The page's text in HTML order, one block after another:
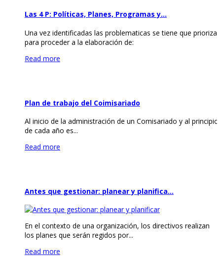
Las 4 P: Políticas, Planes, Programas y…
Una vez identificadas las problematicas se tiene que priorizar
para proceder a la elaboración de:
Read more
Plan de trabajo del Coimisariado
Al inicio de la administración de un Comisariado y al principio
de cada año es...
Read more
Antes que gestionar: planear y planifica…
En el contexto de una organización, los directivos realizan
los planes que serán regidos por...
Read more